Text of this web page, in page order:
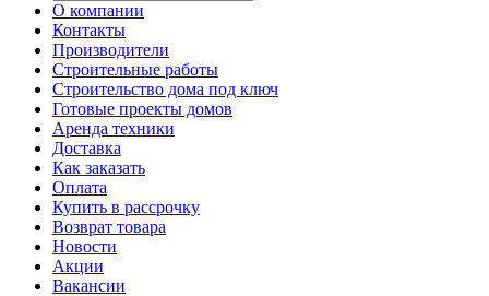
О компании
Контакты
Производители
Строительные работы
Строительство дома под ключ
Готовые проекты домов
Аренда техники
Доставка
Как заказать
Оплата
Купить в рассрочку
Возврат товара
Новости
Акции
Вакансии